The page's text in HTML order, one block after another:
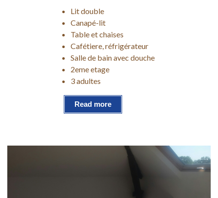
Lit double
Canapé-lit
Table et chaises
Cafétiere, réfrigérateur
Salle de bain avec douche
2eme etage
3 adultes
Read more